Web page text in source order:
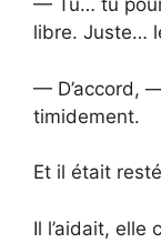
— Tu… tu
libre. Juste…
— D’accord,
timidement.
Et il était
Il l’aidait, elle